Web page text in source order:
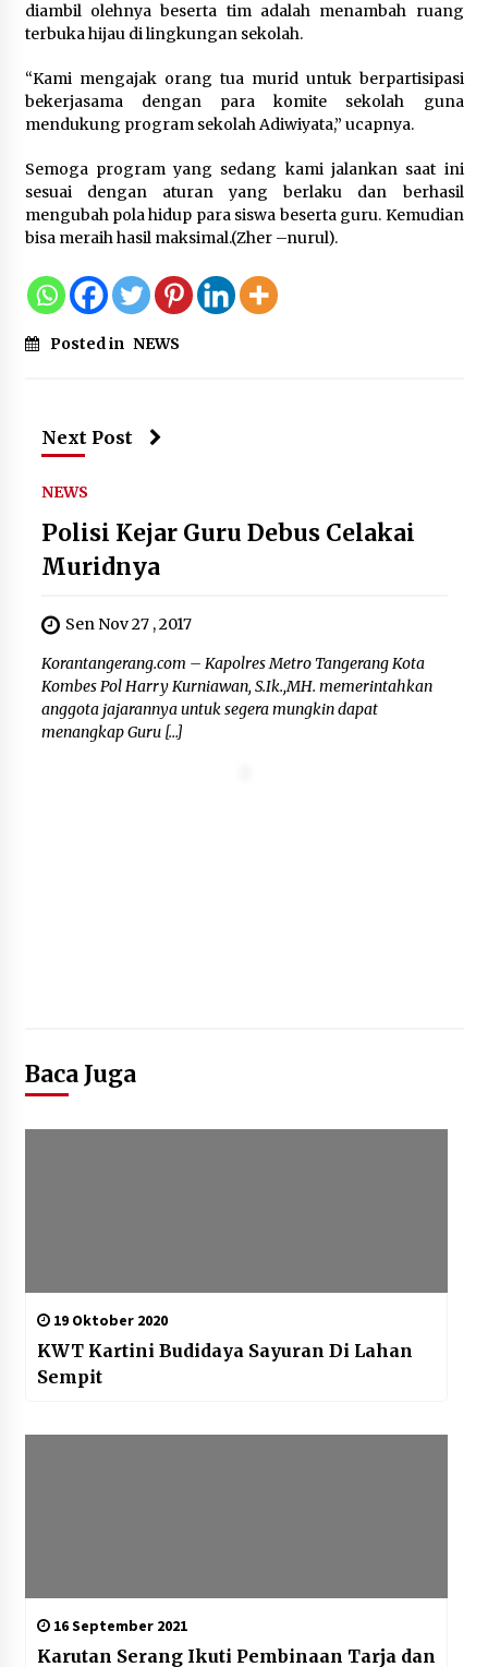
5 Agustus 2026
Respons Cepat Aduan Warga, Wali
Kota Serang Bantu Bedah Rumah
Roboh Korban Bencana, Salurkan
5 Agustus 2026
Wali Kota Serang Budi Rustandi
Pemenang Sayembara Logo HUT ke-
19 Kota Serang
5 Agustus 2026
diambil olehnya beserta tim adalah menambah ruang
terbuka hijau di lingkungan sekolah.
“Kami mengajak orang tua murid untuk berpartisipasi
bekerjasama dengan para komite sekolah guna
mendukung program sekolah Adiwiyata,” ucapnya.
Semoga program yang sedang kami jalankan saat ini
sesuai dengan aturan yang berlaku dan berhasil
mengubah pola hidup para siswa beserta guru. Kemudian
bisa meraih hasil maksimal.(Zher –nurul).
Posted in NEWS
Next Post
NEWS
Polisi Kejar Guru Debus Celakai
Muridnya
Sen Nov 27 , 2017
Korantangerang.com – Kapolres Metro Tangerang Kota
Kombes Pol Harry Kurniawan, S.Ik.,MH. memerintahkan
anggota jajarannya untuk segera mungkin dapat
menangkap Guru […]
Baca Juga
19 Oktober 2020
KWT Kartini Budidaya Sayuran Di Lahan
Sempit
16 September 2021
Karutan Serang Ikuti Pembinaan Tarja dan